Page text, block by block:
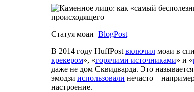
Статуя моаи BlogPost
В 2014 году HuffPost включил моаи в
крекером», «горячими источниками» и «
даже не дом Сквидварда. Это
эмодзи использовали нечасто –
настроение.